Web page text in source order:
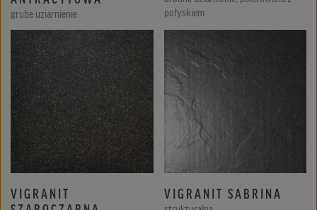
grube uziarnienie
połyskiem
VIGRANIT
VIGRANIT SABRINA